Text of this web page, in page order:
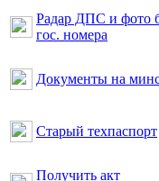
Радар ДПС и фото
гос. номера
Документы на
Старый техпаспорт
Получить акт